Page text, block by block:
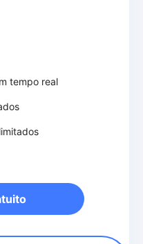
tempo real